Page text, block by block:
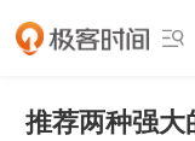

推荐两种强